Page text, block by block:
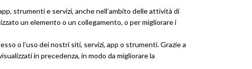
strumenti e servizi, anche nell’ambito delle attività di
un elemento o un collegamento, o per migliorare i
o l’uso dei nostri siti, servizi, app o strumenti. Grazie a
in precedenza, in modo da migliorare la